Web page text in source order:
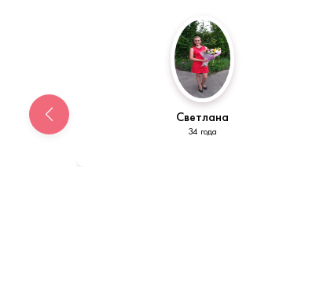
Светлана
34 года